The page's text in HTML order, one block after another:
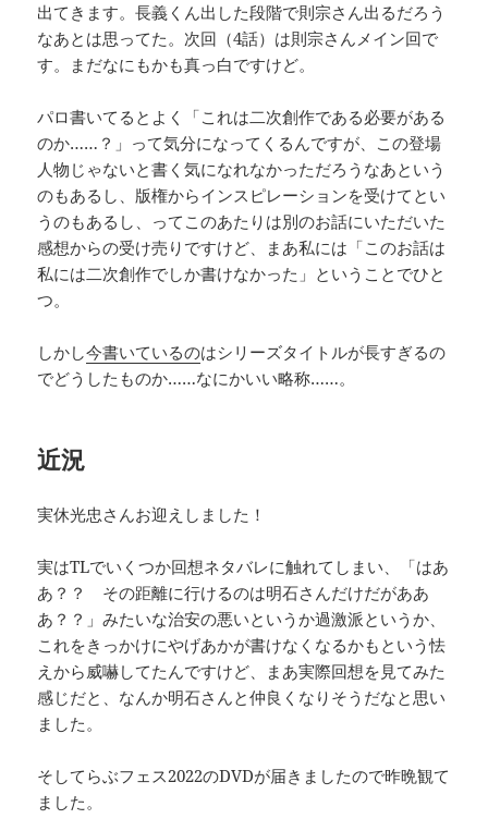
出てきます。長義くん出した段階で則宗さん出るだろう
なあとは思ってた。次回（4話）は則宗さんメイン回で
す。まだなにもかも真っ白ですけど。
パロ書いてるとよく「これは二次創作である必要がある
のか……？」って気分になってくるんですが、この登場
人物じゃないと書く気になれなかっただろうなあという
のもあるし、版権からインスピレーションを受けてとい
うのもあるし、ってこのあたりは別のお話にいただいた
感想からの受け売りですけど、まあ私には「このお話は
私には二次創作でしか書けなかった」ということでひと
つ。
しかし今書いているのはシリーズタイトルが長すぎるの
でどうしたものか……なにかいい略称……。
近況
実休光忠さんお迎えしました！
実はTLでいくつか回想ネタバレに触れてしまい、「はあ
あ？？ その距離に行けるのは明石さんだけだがああ
あ？？」みたいな治安の悪いというか過激派というか、
これをきっかけにやげあかが書けなくなるかもという怯
えから威嚇してたんですけど、まあ実際回想を見てみた
感じだと、なんか明石さんと仲良くなりそうだなと思い
ました。
そしてらぶフェス2022のDVDが届きましたので昨晩観て
ました。